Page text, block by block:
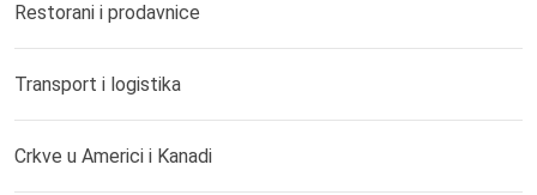
Restorani i prodavnice
Transport i logistika
Crkve u Americi i Kanadi